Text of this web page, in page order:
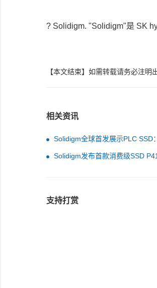
? Solidigm. "Solidigm"是 SK
【本文结束】如需转载请务必注明
相关资讯
Solidigm全球首发展示PLC SSD
Solidigm发布首款消费级SSD
支持打赏